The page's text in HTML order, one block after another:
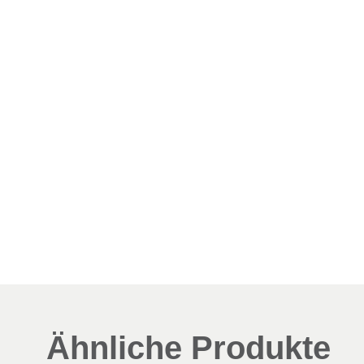
Ähnliche Produkte